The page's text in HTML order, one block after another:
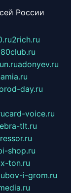
России
2rich.ru
adonyev.ru
day.ru
card-voice.ru
tlt.ru
shop.ru
x-ton.ru
i-grom.ru